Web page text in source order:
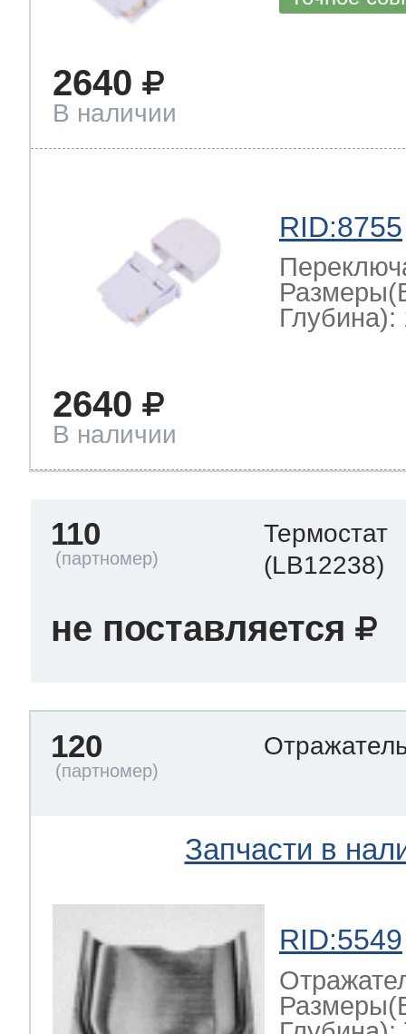
2640
В наличии
RID:8755
Глубина):
2640
В наличии
110
Термостат
(LB12238)
не поставляется
120
Запчасти в
RID:5549